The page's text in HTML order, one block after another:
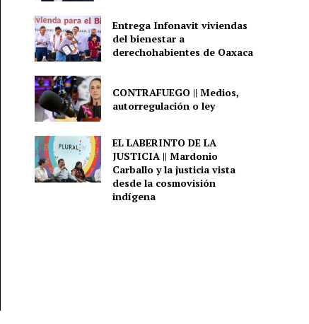
Entrega Infonavit viviendas
del bienestar a
derechohabientes de Oaxaca
CONTRAFUEGO || Medios,
autorregulación o ley
EL LABERINTO DE LA
JUSTICIA || Mardonio
Carballo y la justicia vista
desde la cosmovisión
indígena